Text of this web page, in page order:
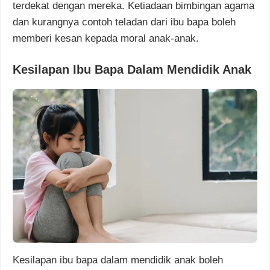
terdekat dengan mereka. Ketiadaan bimbingan agama
dan kurangnya contoh teladan dari ibu bapa boleh
memberi kesan kepada moral anak-anak.
Kesilapan Ibu Bapa Dalam Mendidik Anak
Kesilapan ibu bapa dalam mendidik anak boleh